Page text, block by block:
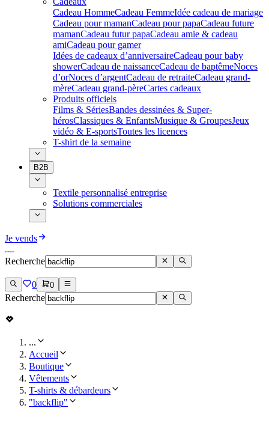
Cadeau HommeCadeau FemmeIdée cadeau de mariage​
Cadeau pour mamanCadeau pour papaCadeau future
mamanCadeau futur papaCadeau amie & cadeau
amiCadeau pour gamer
Idées de cadeaux d’anniversaireCadeau pour baby
showerCadeau de naissanceCadeau de baptêmeNoces
d’orNoces d’argentCadeau de retraiteCadeau grand-
mèreCadeau grand-pèreCartes cadeaux
Produits officiels
Films & SériesBandes dessinées & Super-
hérosClassiques & EnfantsMusique & GroupesJeux
vidéo & E-sportsToutes les licences
T-shirt de la semaine
B2B
Textile personnalisé entreprise
Solutions commerciales
Je vends
Recherche
0 0
Recherche
...
Accueil
Boutique
Vêtements
T-shirts & débardeurs
"backflip"